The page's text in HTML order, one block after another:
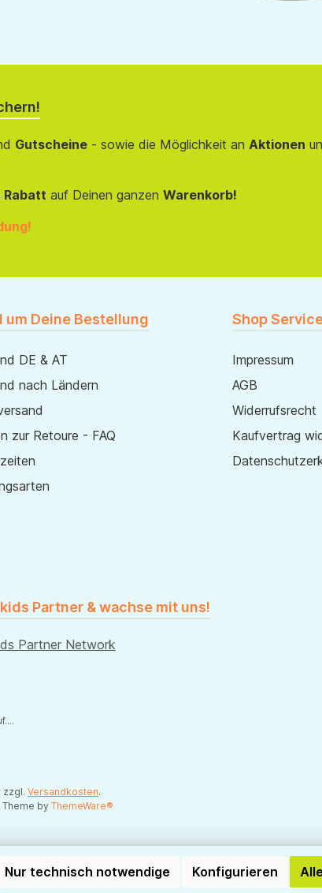
Gutscheine- sowie die Möglichkeit an Aktionen
Rabatt auf Deinen ganzen Warenkorb!
um Deine Bestellung
DE & AT
nach Ländern
zur Retoure - FAQ
Shop
Impressum
AGB
Widerrufsrecht
Kaufvertrag
Partner & wachse mit uns!
Partner Network
zzgl. Versandkosten.
by ThemeWare®
Nur technisch notwendige Konfigurieren